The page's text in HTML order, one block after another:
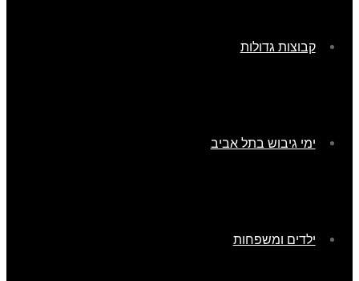
קבוצות גדולות
ימי גיבוש בתל אביב
ילדים ומשפחות